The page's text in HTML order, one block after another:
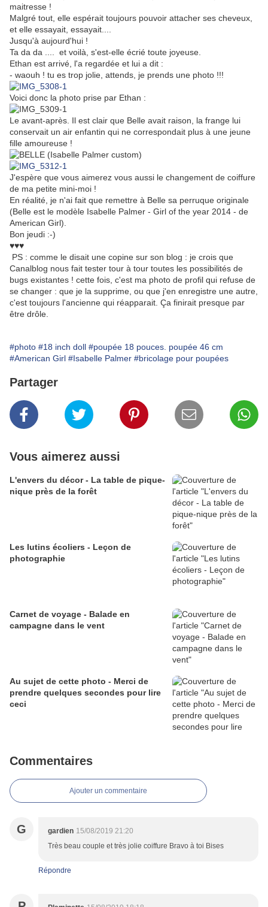
maitresse !
Malgré tout, elle espérait toujours pouvoir attacher ses cheveux,
et elle essayait, essayait....
Jusqu'à aujourd'hui !
Ta da da .... et voilà, s'est-elle écrié toute joyeuse.
Ethan est arrivé, l'a regardée et lui a dit :
- waouh ! tu es trop jolie, attends, je prends une photo !!!
Voici donc la photo prise par Ethan :
Le avant-après. Il est clair que Belle avait raison, la frange lui
conservait un air enfantin qui ne correspondait plus à une jeune
fille amoureuse !
J'espère que vous aimerez vous aussi le changement de coiffure
de ma petite mini-moi !
En réalité, je n'ai fait que remettre à Belle sa perruque originale
(Belle est le modèle Isabelle Palmer - Girl of the year 2014 - de
American Girl).
Bon jeudi :-)
♥♥♥
PS : comme le disait une copine sur son blog : je crois que
Canalblog nous fait tester tour à tour toutes les possibilités de
bugs existantes ! cette fois, c'est ma photo de profil qui refuse de
se changer : que je la supprime, ou que j'en enregistre une autre,
c'est toujours l'ancienne qui réapparait. Ça finirait presque par
être drôle.
#photo #18 inch doll #poupée 18 pouces. poupée 46 cm
#American Girl #Isabelle Palmer #bricolage pour poupées
Partager
Vous aimerez aussi
L'envers du décor - La table de pique-
nique près de la forêt
Les lutins écoliers - Leçon de
photographie
Carnet de voyage - Balade en
campagne dans le vent
Au sujet de cette photo - Merci de
prendre quelques secondes pour lire
ceci
Commentaires
Ajouter un commentaire
G gardien 15/08/2019 21:20
Très beau couple et très jolie coiffure Bravo à toi Bises
Répondre